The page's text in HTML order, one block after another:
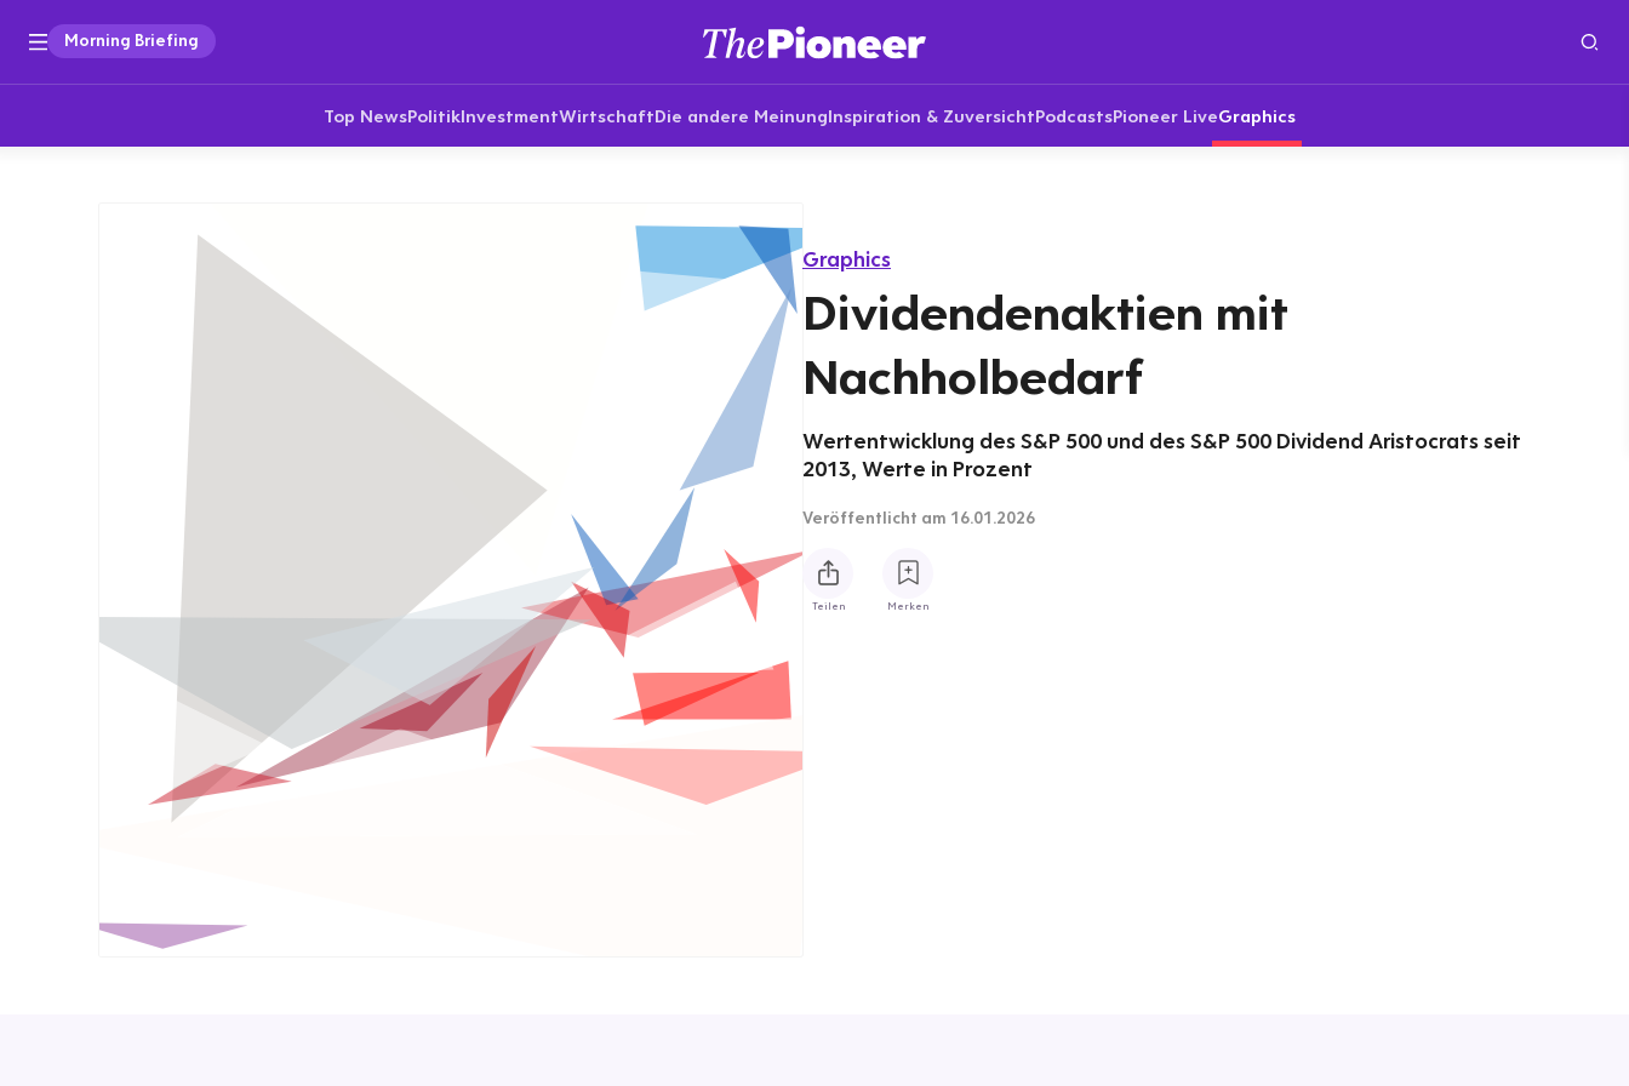
Morning Briefing
Top NewsPolitikInvestmentWirtschaftDie andere MeinungInspiration & ZuversichtPodcastsPioneer LiveGraphics
Graphics
Dividendenaktien mit
Nachholbedarf
Wertentwicklung des S&P 500 und des S&P 500 Dividend Aristocrats seit
2013, Werte in Prozent
Veröffentlicht am 16.01.2026
Teilen Merken